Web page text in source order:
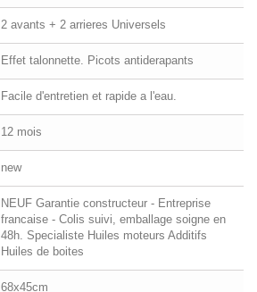
2 avants + 2 arrieres Universels
Effet talonnette. Picots antiderapants
Facile d'entretien et rapide a l'eau.
12 mois
new
NEUF Garantie constructeur - Entreprise
francaise - Colis suivi, emballage soigne en
48h. Specialiste Huiles moteurs Additifs
Huiles de boites
68x45cm